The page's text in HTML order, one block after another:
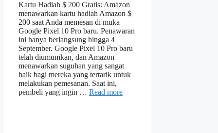
Kartu Hadiah $ 200 Gratis: Amazon
menawarkan kartu hadiah Amazon $
200 saat Anda memesan di muka
Google Pixel 10 Pro baru. Penawaran
ini hanya berlangsung hingga 4
September. Google Pixel 10 Pro baru
telah diumumkan, dan Amazon
menawarkan suguhan yang sangat
baik bagi mereka yang tertarik untuk
melakukan pemesanan. Saat ini,
pembeli yang ingin … Read more